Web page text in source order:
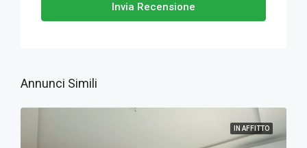
Invia Recensione
Annunci Simili
IN AFFITTO